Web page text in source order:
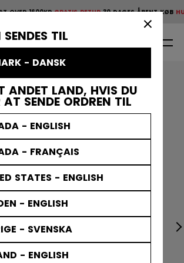
SENDES TIL
- DANSK
ANDET LAND, HVIS DU
SENDE ORDREN TIL
- ENGLISH
- FRANÇAIS
STATES - ENGLISH
- ENGLISH
- SVENSKA
- ENGLISH
scroll animation.
OVER 1600KRGRATIS RETUR30 DAGES ÅBENT KØB
Gratis retur 30